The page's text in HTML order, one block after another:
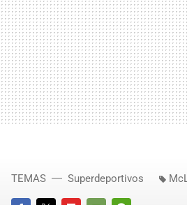
TEMAS Superdeportivos